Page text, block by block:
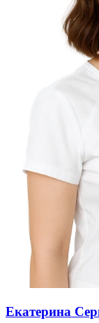
Екатерина